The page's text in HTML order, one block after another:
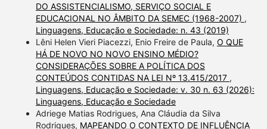
DO ASSISTENCIALISMO, SERVIÇO SOCIAL E
EDUCACIONAL NO ÂMBITO DA SEMEC (1968-2007) ,
Linguagens, Educação e Sociedade: n. 43 (2019)
Lêni Helen Vieri Piacezzi, Enio Freire de Paula, O QUE
HÁ DE NOVO NO NOVO ENSINO MÉDIO?
CONSIDERAÇÕES SOBRE A POLÍTICA DOS
CONTEÚDOS CONTIDAS NA LEI Nº 13.415/2017 ,
Linguagens, Educação e Sociedade: v. 30 n. 63 (2026):
Linguagens, Educação e Sociedade
Adriege Matias Rodrigues, Ana Cláudia da Silva
Rodrigues, MAPEANDO O CONTEXTO DE INFLUÊNCIA